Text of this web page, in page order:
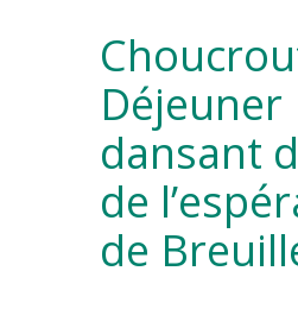
Déjeuner
dansant
de
de